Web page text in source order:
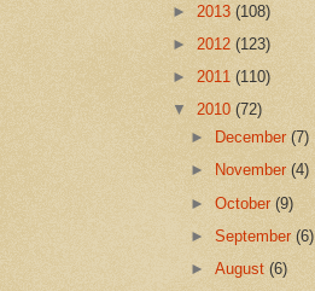
► 2013 (108)
► 2012 (123)
► 2011 (110)
▼ 2010 (72)
►
December(7)
►
November(4)
►October(9)
►September(6)
►August(6)